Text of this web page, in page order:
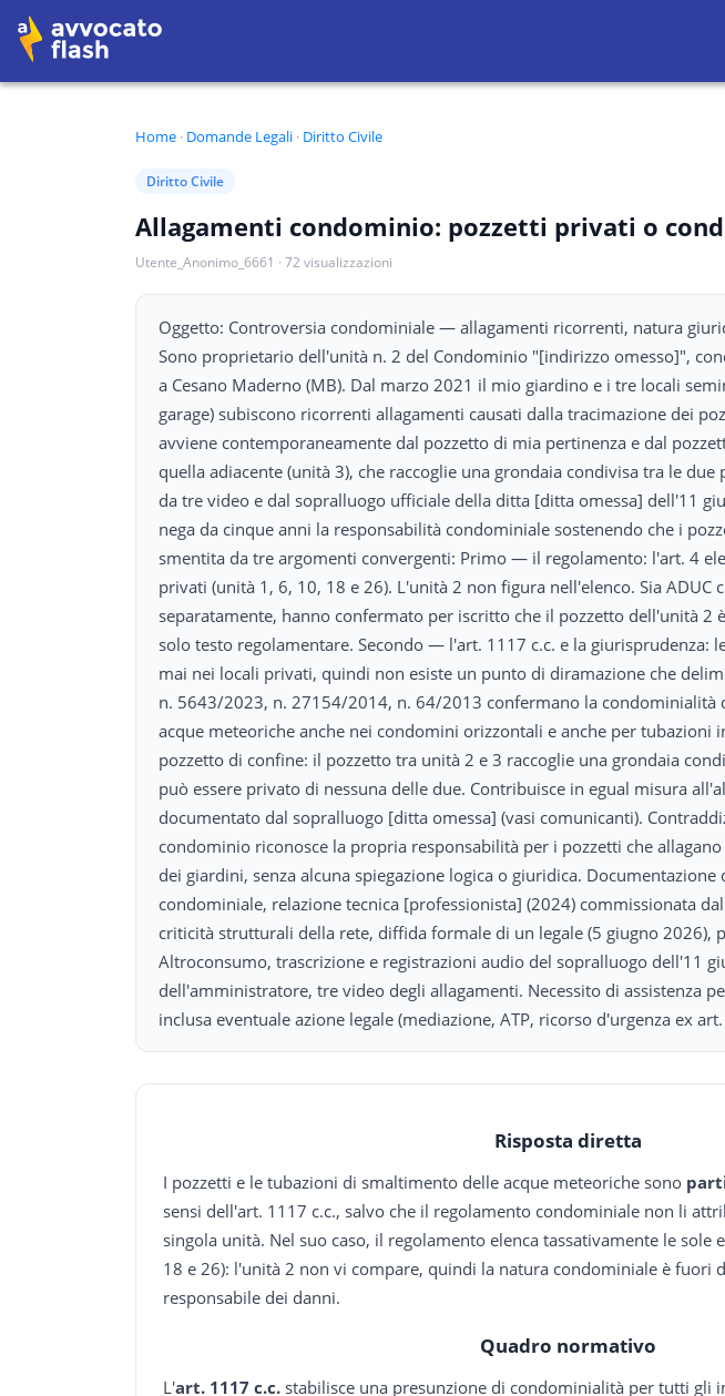
Home · Domande Legali · Diritto Civile
Diritto Civile
Allagamenti condominio: pozzetti privati o
Utente_Anonimo_6661 · 72 visualizzazioni
Oggetto: Controversia condominiale — allagamenti ricorrenti, natura
Sono proprietario dell'unità n. 2 del Condominio "[indirizzo omesso]",
a Cesano Maderno (MB). Dal marzo 2021 il mio giardino e i tre locali
garage) subiscono ricorrenti allagamenti causati dalla tracimazione dei
avviene contemporaneamente dal pozzetto di mia pertinenza e dal
quella adiacente (unità 3), che raccoglie una grondaia condivisa tra le
da tre video e dal sopralluogo ufficiale della ditta [ditta omessa] dell'11
nega da cinque anni la responsabilità condominiale sostenendo che i
smentita da tre argomenti convergenti: Primo — il regolamento: l'art. 4
privati (unità 1, 6, 10, 18 e 26). L'unità 2 non figura nell'elenco. Sia ADUC
separatamente, hanno confermato per iscritto che il pozzetto dell'unità 2
solo testo regolamentare. Secondo — l'art. 1117 c.c. e la giurisprudenza:
mai nei locali privati, quindi non esiste un punto di diramazione che
n. 5643/2023, n. 27154/2014, n. 64/2013 confermano la
acque meteoriche anche nei condomini orizzontali e anche per
pozzetto di confine: il pozzetto tra unità 2 e 3 raccoglie una grondaia
può essere privato di nessuna delle due. Contribuisce in egual misura
documentato dal sopralluogo [ditta omessa] (vasi comunicanti).
condominio riconosce la propria responsabilità per i pozzetti che
dei giardini, senza alcuna spiegazione logica o giuridica.
condominiale, relazione tecnica [professionista] (2024) commissionata
criticità strutturali della rete, diffida formale di un legale (5 giugno 2026),
Altroconsumo, trascrizione e registrazioni audio del sopralluogo dell'11
dell'amministratore, tre video degli allagamenti. Necessito di assistenza
inclusa eventuale azione legale (mediazione, ATP, ricorso d'urgenza ex
Risposta diretta
I pozzetti e le tubazioni di smaltimento delle acque meteoriche sono
sensi dell'art. 1117 c.c., salvo che il regolamento condominiale non li
singola unità. Nel suo caso, il regolamento elenca tassativamente le sole
18 e 26): l'unità 2 non vi compare, quindi la natura condominiale è fuori
responsabile dei danni.
Quadro normativo
L'art. 1117 c.c. stabilisce una presunzione di condominialità per tutti gli